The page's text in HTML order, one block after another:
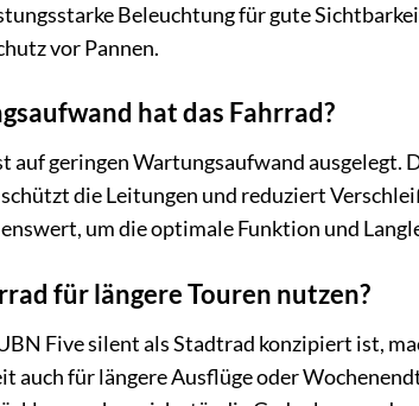
Beleuchtung für gute
vor Pannen.
hat das Fahrrad?
auf geringen Wartungsaufwand
die Leitungen und reduziert
um die optimale Funktion und
für längere Touren nutzen?
Five silent als Stadtrad konzipiert ist,
auch für längere Ausflüge oder